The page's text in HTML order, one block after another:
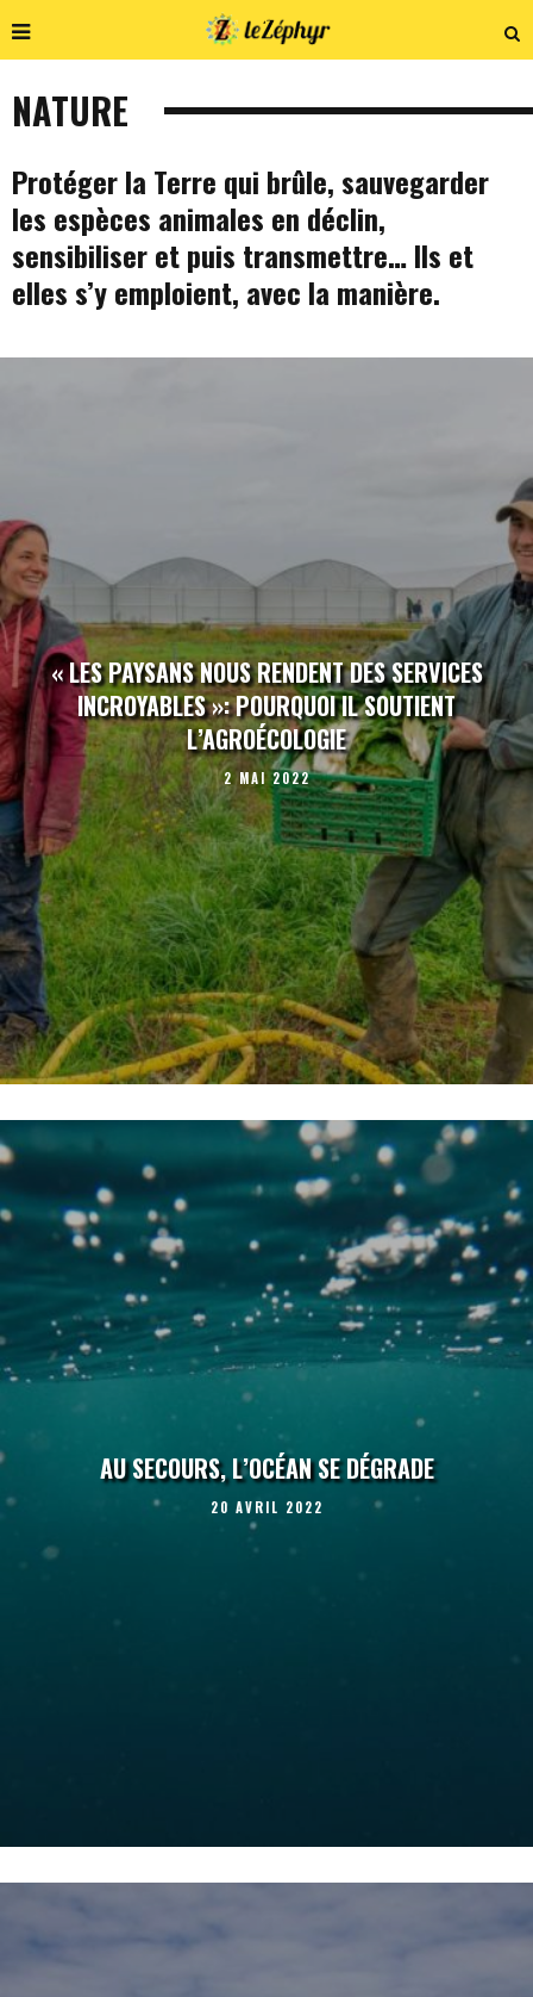
NATURE
Protéger la Terre qui brûle, sauvegarder
les espèces animales en déclin,
sensibiliser et puis transmettre… Ils et
elles s’y emploient, avec la manière.
« LES PAYSANS NOUS RENDENT DES SERVICES
INCROYABLES »: POURQUOI IL SOUTIENT
L’AGROÉCOLOGIE
2 MAI 2022
AU SECOURS, L’OCÉAN SE DÉGRADE
20 AVRIL 2022